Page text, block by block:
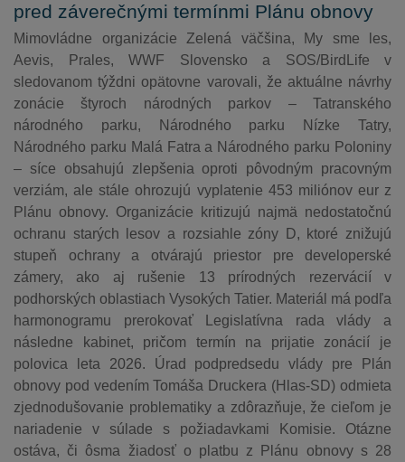
pred záverečnými termínmi Plánu obnovy
Mimovládne organizácie Zelená väčšina, My sme les,
Aevis, Prales, WWF Slovensko a SOS/BirdLife v
sledovanom týždni opätovne varovali, že aktuálne návrhy
zonácie štyroch národných parkov – Tatranského
národného parku, Národného parku Nízke Tatry,
Národného parku Malá Fatra a Národného parku Poloniny
– síce obsahujú zlepšenia oproti pôvodným pracovným
verziám, ale stále ohrozujú vyplatenie 453 miliónov eur z
Plánu obnovy. Organizácie kritizujú najmä nedostatočnú
ochranu starých lesov a rozsiahle zóny D, ktoré znižujú
stupeň ochrany a otvárajú priestor pre developerské
zámery, ako aj rušenie 13 prírodných rezervácií v
podhorských oblastiach Vysokých Tatier. Materiál má podľa
harmonogramu prerokovať Legislatívna rada vlády a
následne kabinet, pričom termín na prijatie zonácií je
polovica leta 2026. Úrad podpredsedu vlády pre Plán
obnovy pod vedením Tomáša Druckera (Hlas-SD) odmieta
zjednodušovanie problematiky a zdôrazňuje, že cieľom je
nariadenie v súlade s požiadavkami Komisie. Otázne
ostáva, či ôsma žiadosť o platbu z Plánu obnovy s 28